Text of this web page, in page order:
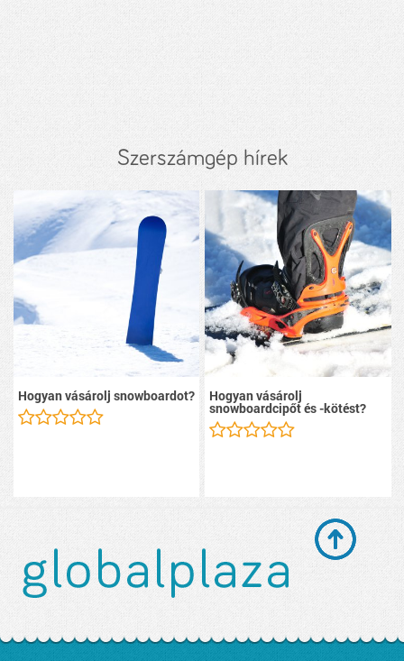
Szerszámgép hírek
Hogyan vásárolj snowboardot? Hogyan vásárolj
snowboardcipőt és -kötést?